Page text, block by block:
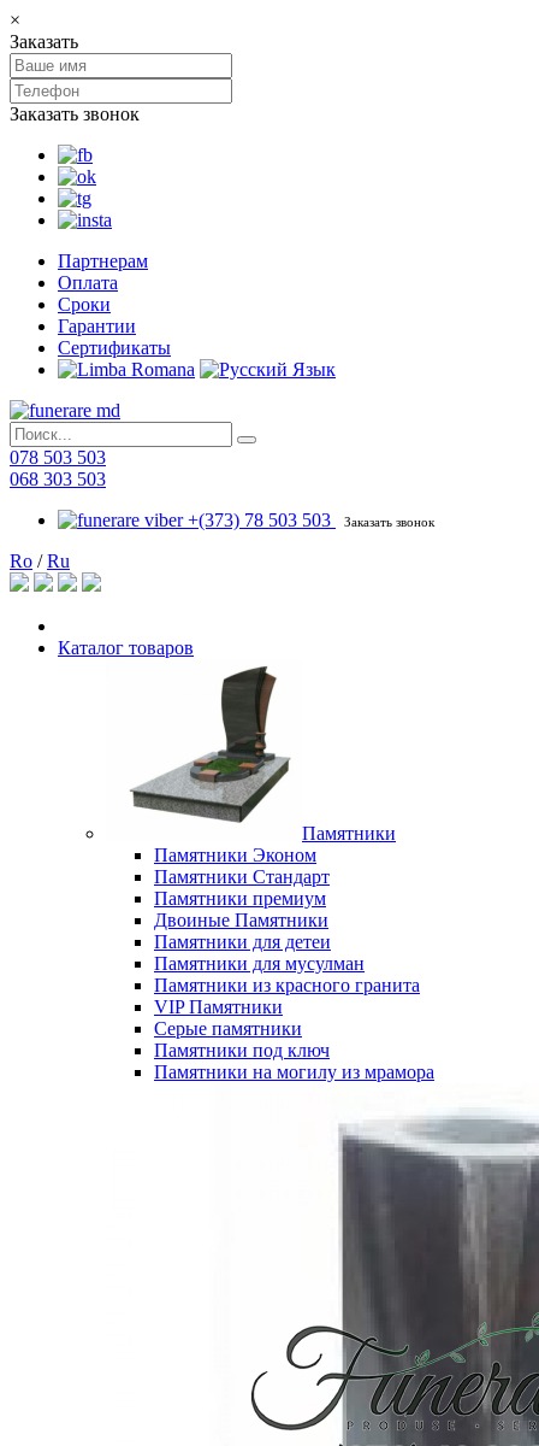
×
Заказать
Заказать звонок
Партнерам
Оплата
Сроки
Гарантии
Сертификаты
078 503 503
068 303 503
+(373) 78 503 503
Заказать звонок
Ro /Ru
Каталог товаров
Памятники
Памятники Эконом
Памятники Стандарт
Памятники премиум
Двоиные Памятники
Памятники для детеи
Памятники для мусулман
Памятники из красного гранита
VIP Памятники
Серые памятники
Памятники под ключ
Памятники на могилу из мрамора